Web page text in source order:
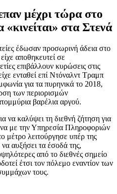
μέχρι τώρα στο
«κινείται» στα Στενά
έδωσαν προσωρινή άδεια στο
αποθηκευτεί σε
επιβάλλουν κυρώσεις στις
ενταθεί επί Ντόναλντ Τραμπ
για τα πυρηνικά το 2018,
των περιορισμών
βαρέλια αργού.
να καλύψει τη διεθνή ζήτηση για
με την Υπηρεσία Πληροφοριών
λειτούργησε υπέρ της
αυξήσει τα έσοδά της,
από το διεθνές σημείο
έτσι τον πόλεμο εναντίον των
τους.